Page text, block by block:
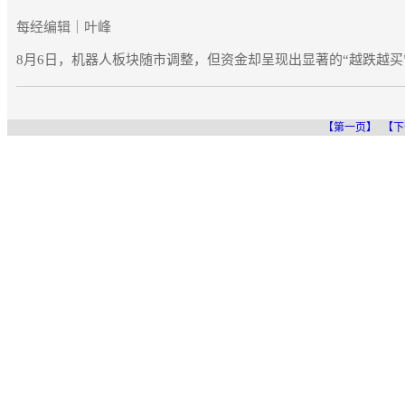
每经编辑｜叶峰
8月6日，机器人板块随市调整，但资金却呈现出显著的“越跌越
【第一页】 【